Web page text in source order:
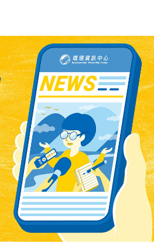
，其中最受矚目的就是「平流層氣
，SAI）。1991年菲律賓皮納